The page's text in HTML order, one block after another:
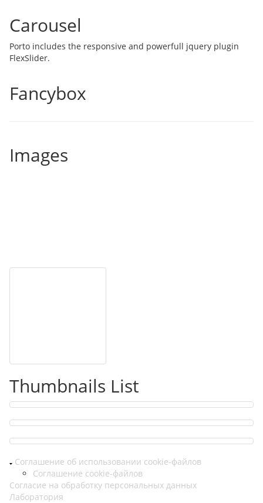
Carousel
Porto includes the responsive and powerfull jquery plugin
FlexSlider.
Fancybox
Images
Thumbnails List
Соглашение об использовании cookie-файлов
Соглашение cookie-файлов
Согласие на обработку персональных данных
Лаборатория